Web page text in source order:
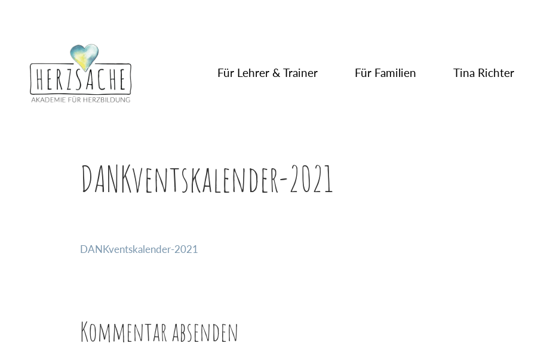
Für Lehrer & Trainer Für Familien Tina Richter
DANKventskalender-2021
DANKventskalender-2021
Kommentar absenden